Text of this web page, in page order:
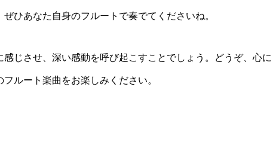
ひあなた自身のフルートで奏でてくださいね。
じさせ、深い感動を呼び起こすことでしょう。どうぞ、心に
ルート楽曲をお楽しみください。